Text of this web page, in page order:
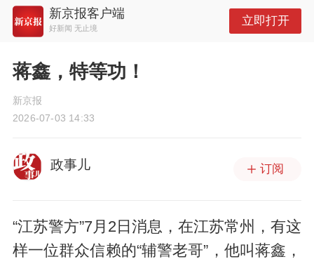
新京报客户端
好新闻 无止境
立即打开
蒋鑫，特等功！
新京报
2026-07-03 14:33
政事儿 订阅
“江苏警方”7月2日消息，在江苏常州，有这
样一位群众信赖的“辅警老哥”，他叫蒋鑫，